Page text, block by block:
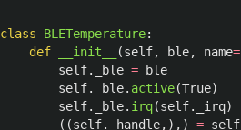
class BLETemperature:
def
__init__ (self, ble, name=
self. _ble =
ble
self. _ble. active(True)
self. _ble. irq(self. _irq)
((self. _handle,),) = self